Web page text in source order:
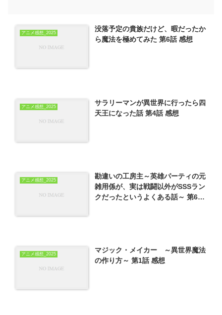
アニメ感想_2025
没落予定の貴族だけど、暇だったか
ら魔法を極めてみた 第6話 感想
アニメ感想_2025
サラリーマンが異世界に行ったら四
天王になった話 第4話 感想
アニメ感想_2025
勘違いの工房主～英雄パーティの元
雑用係が、実は戦闘以外がSSSラン
クだったというよくある話～ 第6話
アニメ感想_2025
マジック・メイカー ～異世界魔法
の作り方～ 第1話 感想